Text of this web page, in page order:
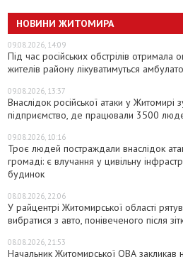
НОВИНИ ЖИТОМИРА
09.08.2026, 14:09
Під час російських обстрілів
жителів району лікуватимуться
09.08.2026, 13:37
Внаслідок російської атаки у Житомирі
підприємство, де працювали 3500
09.08.2026, 10:16
Троє людей постраждали внаслідок
громаді: є влучання у цивільну
будинок
08.08.2026, 22:06
У райцентрі Житомирської області
вибратися з авто, понівеченого після
08.08.2026, 21:53
Начальник Житомирської ОВА закликав